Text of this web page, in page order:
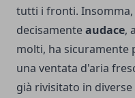
tutti i fronti.
decisamenteaudace,
molti, ha sicuramente
una ventata d'aria
già rivisitato in